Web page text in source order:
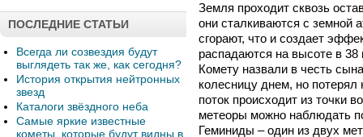
ПОСЛЕДНИЕ СТАТЬИ
Всегда ли созвездия будут
выглядеть так же, как сегодня?
История открытия нейтронных
звезд
Каталоги звёздного неба
Самые яркие известные
кометы, которые будут видны в
Земля проходит сквозь
они сталкиваются с земной
сгорают, что и создает
распадаются на высоте в
Комету назвали в честь
колесницу днем, но
поток происходит из точки
метеоры можно наблюдать
Геминиды – один из двух